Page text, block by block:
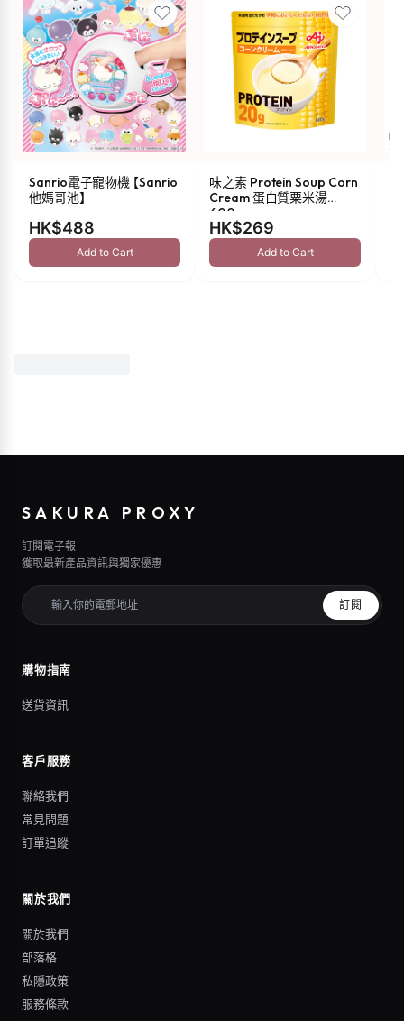
Sanrio電子寵物機 【Sanrio
他媽哥池】
HK$488
Add to Cart
味之素 Protein Soup Corn
Cream 蛋白質粟米湯
600g
HK$269
Add to Cart
SAKURA PROXY
訂閱電子報
獲取最新產品資訊與獨家優惠
訂閱
購物指南
送貨資訊
客戶服務
聯絡我們
常見問題
訂單追蹤
關於我們
關於我們
部落格
私隱政策
服務條款